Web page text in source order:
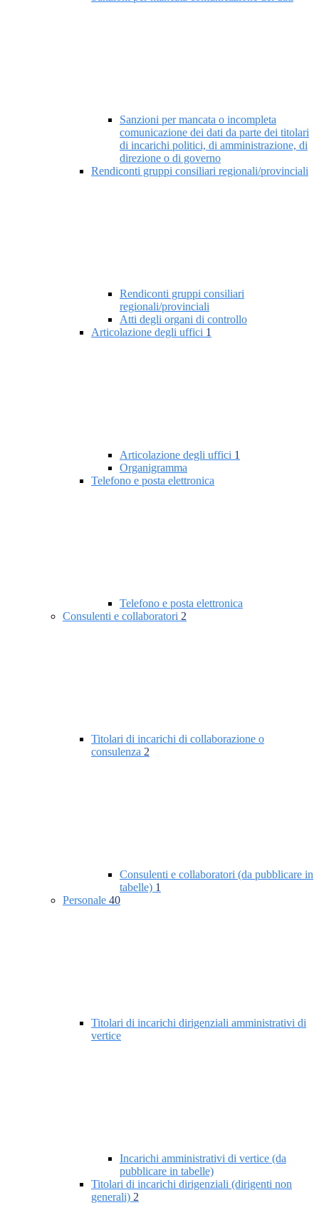
Sanzioni per mancata o incompleta
comunicazione dei dati da parte dei titolari
di incarichi politici, di amministrazione, di
direzione o di governo
Rendiconti gruppi consiliari regionali/provinciali
Rendiconti gruppi consiliari
regionali/provinciali
Atti degli organi di controllo
Articolazione degli uffici 1
Articolazione degli uffici 1
Organigramma
Telefono e posta elettronica
Telefono e posta elettronica
Consulenti e collaboratori 2
Titolari di incarichi di collaborazione o
consulenza 2
Consulenti e collaboratori (da pubblicare in
tabelle) 1
Personale 40
Titolari di incarichi dirigenziali amministrativi di
vertice
Incarichi amministrativi di vertice (da
pubblicare in tabelle)
Titolari di incarichi dirigenziali (dirigenti non
generali) 2